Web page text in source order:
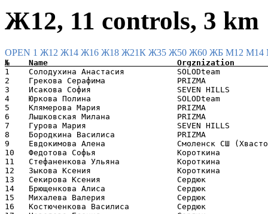
Ж12, 11 controls, 3 km
OPEN 1 Ж12 Ж14 Ж16 Ж18 Ж21К Ж35 Ж50 Ж60 ЖБ М12 М14
1    Солодухина Анастасия
2    Грекова Серафима               PRIZMA
3    Исакова София                  SEVEN HILLS
4    Юркова Полина                  SOLODteam
5    Клямерова Мария                PRIZMA
6    Лышковская Милана              PRIZMA
7    Гурова Мария                   SEVEN HILLS
8    Бородкина Василиса             PRIZMA
9    Евдокимова Алена               Смоленск СШ
10   Федотова Софья                 Короткина
11   Стефаненкова Ульяна            Короткина
12   Зыкова Ксения                  Короткина
13   Секирова Ксения                Сердюк
14   Брющенкова Алиса               Сердюк
15   Михалева Валерия
16   Костюченкова Василиса